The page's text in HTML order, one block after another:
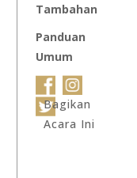
Tambahan
Panduan
Umum
Bagikan
Acara Ini